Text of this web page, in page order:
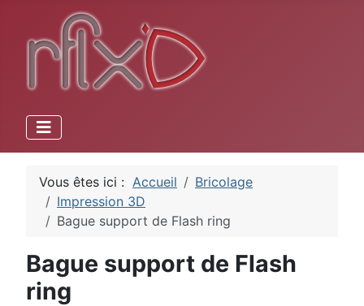
Vous êtes ici : Accueil
Bricolage
Impression 3D
Bague support de Flash ring
Bague support de Flash
ring